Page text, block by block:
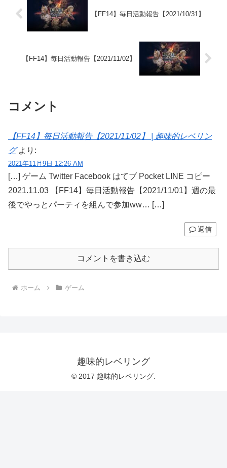
【FF14】毎日活動報告【2021/10/31】
【FF14】毎日活動報告【2021/11/02】
コメント
【FF14】毎日活動報告【2021/11/02】 | 趣味的レベリン
グ より:
2021年11月9日 12:26 AM
[…] ゲーム Twitter Facebook はてブ Pocket LINE コピー
2021.11.03 【FF14】毎日活動報告【2021/11/01】週の最
後でやっとパーティを組んで参加ww… […]
返信
コメントを書き込む
ホーム ゲーム
趣味的レベリング
© 2017 趣味的レベリング.